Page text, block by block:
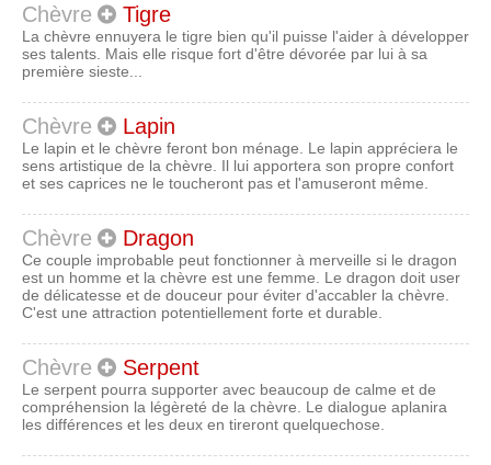
Chèvre Tigre
La chèvre ennuyera le tigre bien qu'il puisse l'aider à développer
ses talents. Mais elle risque fort d'être dévorée par lui à sa
première sieste...
Chèvre Lapin
Le lapin et le chèvre feront bon ménage. Le lapin appréciera le
sens artistique de la chèvre. Il lui apportera son propre confort
et ses caprices ne le toucheront pas et l'amuseront même.
Chèvre Dragon
Ce couple improbable peut fonctionner à merveille si le dragon
est un homme et la chèvre est une femme. Le dragon doit user
de délicatesse et de douceur pour éviter d'accabler la chèvre.
C'est une attraction potentiellement forte et durable.
Chèvre Serpent
Le serpent pourra supporter avec beaucoup de calme et de
compréhension la légèreté de la chèvre. Le dialogue aplanira
les différences et les deux en tireront quelquechose.